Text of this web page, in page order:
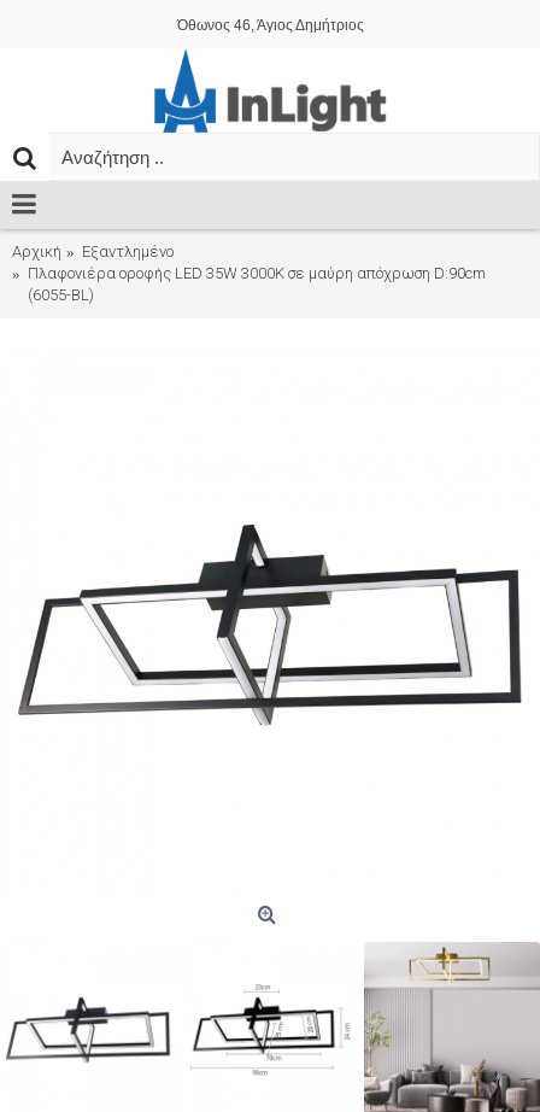
Όθωνος 46, Άγιος Δημήτριος
Αρχική
Εξαντλημένο
Πλαφονιέρα οροφής LED 35W 3000Κ σε μαύρη απόχρωση D:90cm
(6055-BL)